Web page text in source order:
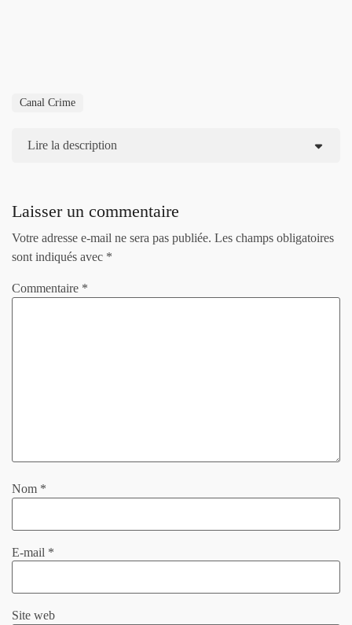
Canal Crime
Lire la description
Laisser un commentaire
Votre adresse e-mail ne sera pas publiée. Les champs obligatoires
sont indiqués avec *
Commentaire *
Nom *
E-mail *
Site web